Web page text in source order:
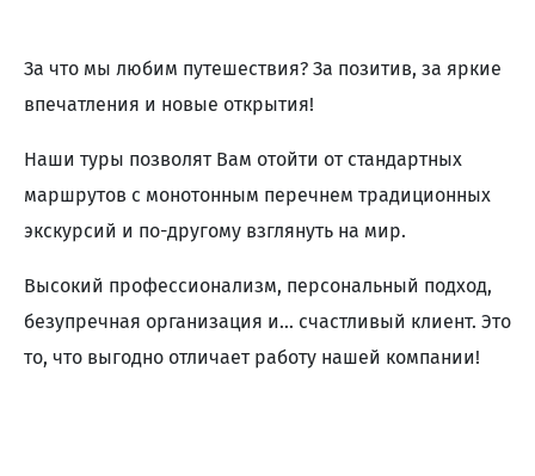
За что мы любим путешествия? За позитив, за яркие
впечатления и новые открытия!
Наши туры позволят Вам отойти от стандартных
маршрутов с монотонным перечнем традиционных
экскурсий и по-другому взглянуть на мир.
Высокий профессионализм, персональный подход,
безупречная организация и… счастливый клиент. Это
то, что выгодно отличает работу нашей компании!